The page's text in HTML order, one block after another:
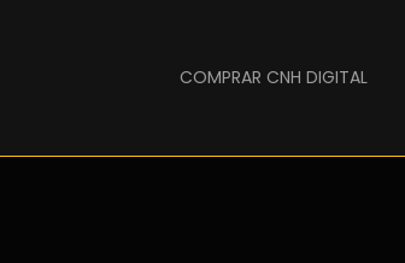
COMPRAR CNH DIGITAL